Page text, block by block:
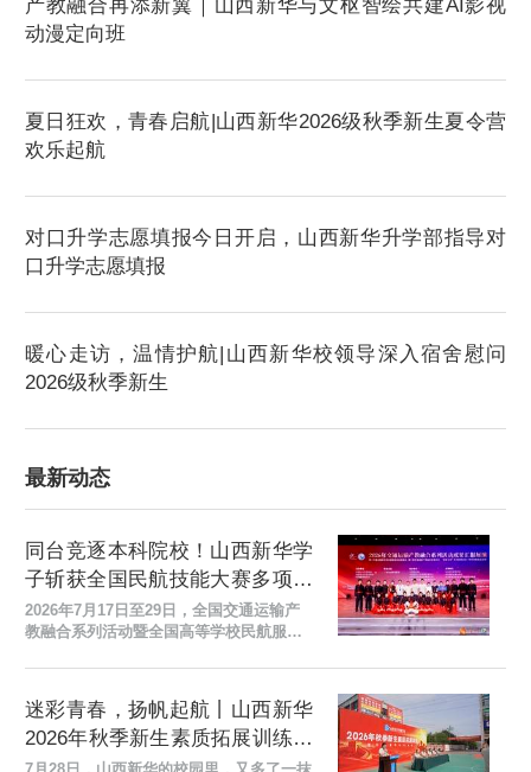
产教融合再添新翼｜山西新华与文枢智绘共建AI影视
动漫定向班
夏日狂欢，青春启航|山西新华2026级秋季新生夏令营
欢乐起航
对口升学志愿填报今日开启，山西新华升学部指导对
口升学志愿填报
暖心走访，温情护航|山西新华校领导深入宿舍慰问
2026级秋季新生
最新动态
同台竞逐本科院校！山西新华学
子斩获全国民航技能大赛多项荣
誉！
2026年7月17日至29日，全国交通运输产
教融合系列活动暨全国高等学校民航服务
务专业学子凭借扎实的专业技能、良好的
综合素养与自信的...
迷彩青春，扬帆起航丨山西新华
2026年秋季新生素质拓展训练开
营!